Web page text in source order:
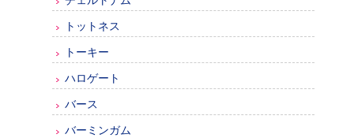
トットネス
トーキー
ハロゲート
バース
バーミンガム